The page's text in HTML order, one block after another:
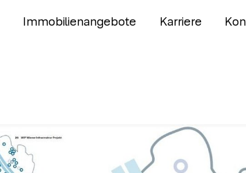
Immobilienangebote Karriere